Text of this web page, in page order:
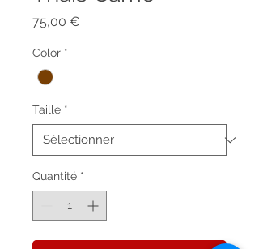
75,00 €
Color *
Taille *
Quantité *